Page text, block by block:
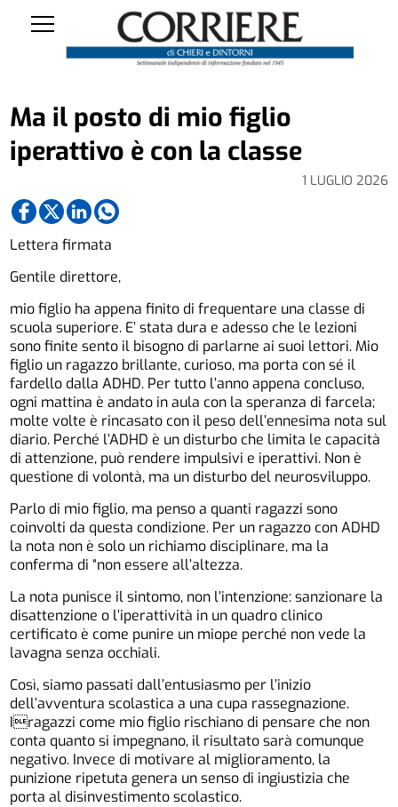
1 LUGLIO 2026
Ma il posto di mio figlio
iperattivo è con la classe
Lettera firmata
Gentile direttore,
mio figlio ha appena finito di frequentare una classe di
scuola superiore. E’ stata dura e adesso che le lezioni
sono finite sento il bisogno di parlarne ai suoi lettori. Mio
figlio un ragazzo brillante, curioso, ma porta con sé il
fardello dalla ADHD. Per tutto l’anno appena concluso,
ogni mattina è andato in aula con la speranza di farcela;
molte volte è rincasato con il peso dell’ennesima nota sul
diario. Perché l’ADHD è un disturbo che limita le capacità
di attenzione, può rendere impulsivi e iperattivi. Non è
questione di volontà, ma un disturbo del neurosviluppo.
Parlo di mio figlio, ma penso a quanti ragazzi sono
coinvolti da questa condizione. Per un ragazzo con ADHD
la nota non è solo un richiamo disciplinare, ma la
conferma di “non essere all’altezza.
La nota punisce il sintomo, non l’intenzione: sanzionare la
disattenzione o l’iperattività in un quadro clinico
certificato è come punire un miope perché non vede la
lavagna senza occhiali.
Così, siamo passati dall’entusiasmo per l’inizio
dell’avventura scolastica a una cupa rassegnazione.
Iragazzi come mio figlio rischiano di pensare che non
conta quanto si impegnano, il risultato sarà comunque
negativo. Invece di motivare al miglioramento, la
punizione ripetuta genera un senso di ingiustizia che
porta al disinvestimento scolastico.